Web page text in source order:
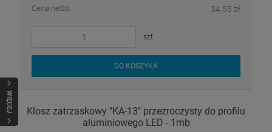
WIĘCEJ
Cena netto: 34,55 zł
szt.
DO KOSZYKA
Klosz zatrzaskowy "KA-13" przezroczysty do profilu
aluminiowego LED - 1mb